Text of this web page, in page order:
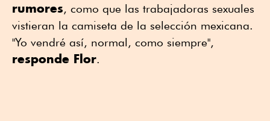
rumores, como que las trabajadoras sexuales
vistieran la camiseta de la selección mexicana.
"Yo vendré así, normal, como siempre",
responde Flor.